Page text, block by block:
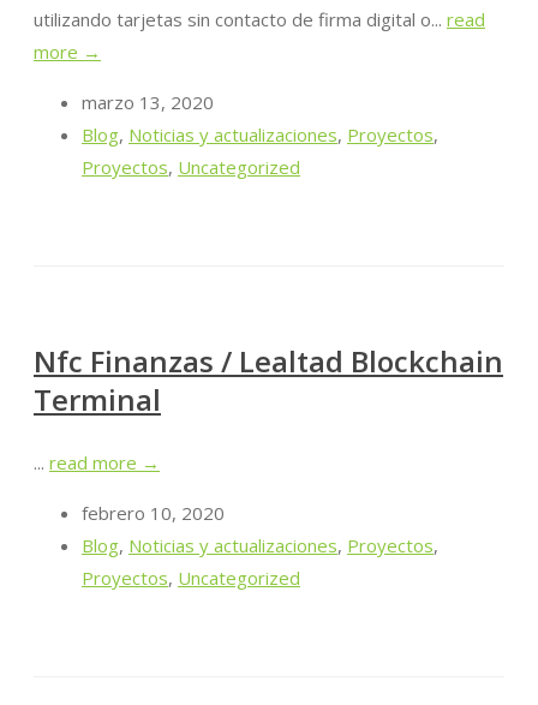
utilizando tarjetas sin contacto de firma digital o... read
more →
marzo 13, 2020
Blog, Noticias y actualizaciones, Proyectos,
Proyectos, Uncategorized
Nfc Finanzas / Lealtad Blockchain
Terminal
... read more →
febrero 10, 2020
Blog, Noticias y actualizaciones, Proyectos,
Proyectos, Uncategorized